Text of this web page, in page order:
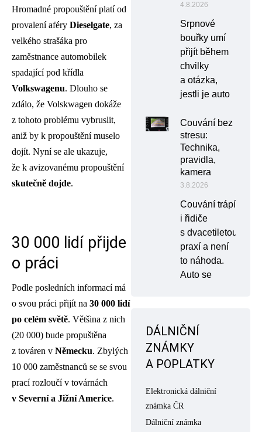
Hromadné propouštění platí od
provalení aféry Dieselgate, za
velkého strašáka pro
zaměstnance automobilek
spadající pod křídla
Volkswagenu. Dlouho se
zdálo, že Volskwagen dokáže
z tohoto problému vybruslit,
aniž by k propouštění muselo
dojít. Nyní se ale ukazuje,
že k avizovanému propouštění
skutečně dojde.
30 000 lidí přijde
o práci
Podle posledních informací má
o svou práci přijít na 30 000 lidí
po celém světě. Většina z nich
(20 000) bude propuštěna
z továren v Německu. Zbylých
10 000 zaměstnanců se se svou
prací rozloučí v továrnách
v Severní a Jižní Americe.
4.8.2026
Srpnové
bouřky umí
přijít během
chvilky
a otázka,
jestli je auto
Couvání bez
stresu:
Technika,
pravidla,
kamera
3.8.2026
Couvání trápí
i řidiče
s dvacetiletou
praxí a není
to náhoda.
Auto se
DÁLNIČNÍ
ZNÁMKY
A POPLATKY
Elektronická dálniční
známka ČR
Dálniční známka